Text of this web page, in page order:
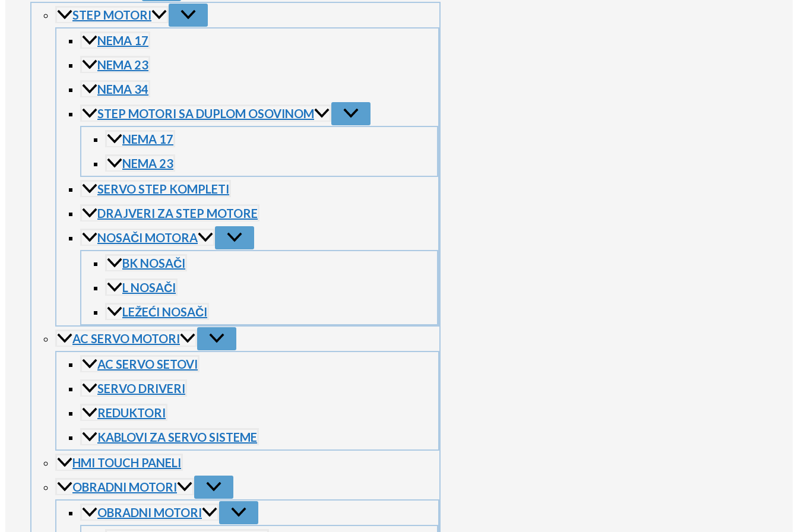
STEP MOTORI
NEMA 17
NEMA 23
NEMA 34
STEP MOTORI SA DUPLOM OSOVINOM
NEMA 17
NEMA 23
SERVO STEP KOMPLETI
DRAJVERI ZA STEP MOTORE
NOSAČI MOTORA
BK NOSAČI
L NOSAČI
LEŽEĆI NOSAČI
AC SERVO MOTORI
AC SERVO SETOVI
SERVO DRIVERI
REDUKTORI
KABLOVI ZA SERVO SISTEME
HMI TOUCH PANELI
OBRADNI MOTORI
OBRADNI MOTORI